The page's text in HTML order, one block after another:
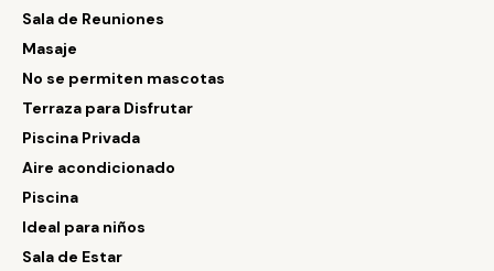
Sala de Reuniones
Masaje
No se permiten mascotas
Terraza para Disfrutar
Piscina Privada
Aire acondicionado
Piscina
Ideal para niños
Sala de Estar